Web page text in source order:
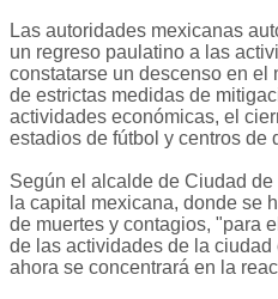
Las autoridades mexicanas
un regreso paulatino a las
constatarse un descenso en el
de estrictas medidas de
actividades económicas, el
estadios de fútbol y centros de
Según el alcalde de Ciudad
la capital mexicana, donde se
de muertes y contagios, "para
de las actividades de la
ahora se concentrará en la